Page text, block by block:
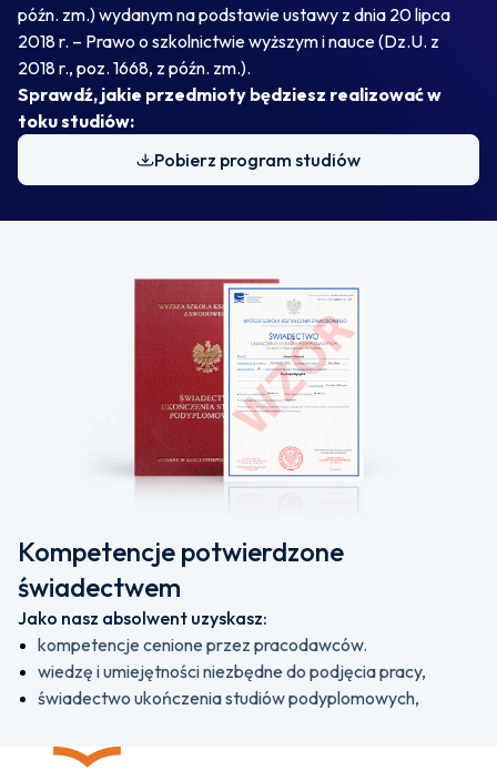
późn. zm.) wydanym na podstawie ustawy z dnia 20 lipca
2018 r. – Prawo o szkolnictwie wyższym i nauce (Dz.U. z
2018 r., poz. 1668, z późn. zm.).
Sprawdź, jakie przedmioty będziesz realizować w
toku studiów:
Pobierz program studiów
Kompetencje potwierdzone
świadectwem
Jako nasz absolwent uzyskasz:
kompetencje cenione przez pracodawców.
wiedzę i umiejętności niezbędne do podjęcia pracy,
świadectwo ukończenia studiów podyplomowych,